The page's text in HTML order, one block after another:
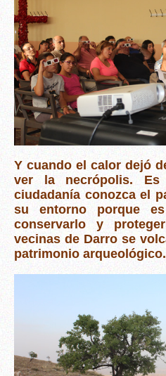
Y cuando el calor dejó
ver la necrópolis. Es
ciudadanía conozca el
su entorno porque
conservarlo y
vecinas de Darro se
patrimonio arqueológico.